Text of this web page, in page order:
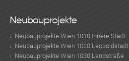
Neubauprojekte
Neubauprojekte Wien 1010 Innere Stadt
Neubauprojekte Wien 1020 Leopoldstadt
Neubauprojekte Wien 1030 Landstraße